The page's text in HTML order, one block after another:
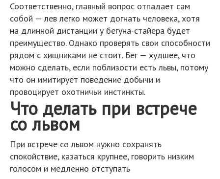
Соответственно, главный вопрос отпадает сам
собой — лев легко может догнать человека, хотя
на длинной дистанции у бегуна-стайера будет
преимущество. Однако проверять свои способности
рядом с хищниками не стоит. Бег — худшее, что
можно сделать, если поблизости есть львы, потому
что он имитирует поведение добычи и
провоцирует охотничьи инстинкты.
Что делать при встрече
со львом
При встрече со львом нужно сохранять
спокойствие, казаться крупнее, говорить низким
голосом и медленно отступать